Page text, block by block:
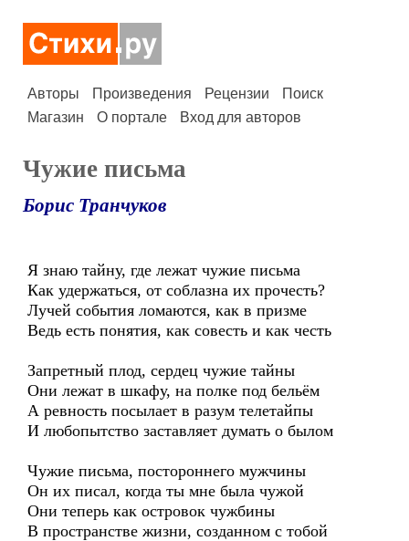
Авторы Произведения Рецензии
Поиск
Магазин
О портале Вход для авторов
Чужие письма
Борис Транчуков
Я знаю тайну, где лежат чужие письма
Как удержаться, от соблазна их прочесть?
Лучей события ломаются, как в призме
Ведь есть понятия, как совесть и как честь
Запретный плод, сердец чужие тайны
Они лежат в шкафу, на полке под бельём
А ревность посылает в разум телетайпы
И любопытство заставляет думать о былом
Чужие письма, постороннего мужчины
Он их писал, когда ты мне была чужой
Они теперь как островок чужбины
В пространстве жизни, созданном с тобой